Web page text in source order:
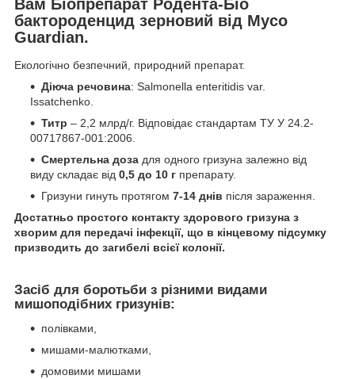
Вам Біопрепарат Родента-Біо
бактороденцид зерновий від Myco
Guardian.
Екологічно безпечний, природний препарат.
Діюча речовина: Salmonella enteritidis var.
Issatchenko.
Титр – 2,2 млрд/г. Відповідає стандартам ТУ У 24.2-
00717867-001:2006.
Смертельна доза для одного гризуна залежно від
виду складає від 0,5 до 10 г препарату.
Гризуни гинуть протягом 7-14 днів після зараження.
Достатньо простого контакту здорового гризуна з
хворим для передачі інфекції, що в кінцевому підсумку
призводить до загибелі всієї колонії.
Засіб для боротьби з різними видами
мишоподібних гризунів:
полівками,
мишами-малютками,
домовими мишами